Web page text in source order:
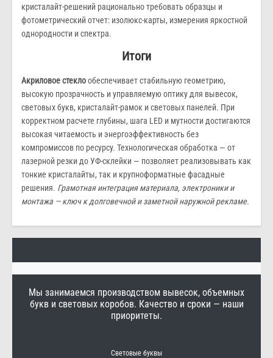
кристалайт-решений рационально требовать образцы и
фотометрический отчет: изолюкс-карты, измерения яркостной
однородности и спектра.
Итоги
Акриловое стеклообеспечивает стабильную геометрию,
высокую прозрачность и управляемую оптику для вывесок,
световых букв, кристалайт-рамок и световых панелей. При
корректном расчете глубины, шага LED и мутности достигаются
высокая читаемость и энергоэффективность без
компромиссов по ресурсу. Технологическая обработка — от
лазерной резки до УФ-склейки — позволяет реализовывать как
тонкие кристалайты, так и крупноформатные фасадные
решения. Грамотная интеграция материала, электроники и
монтажа — ключ к долговечной и заметной наружной рекламе.
Мы занимаемся производством вывесок, объемных
букв и световых коробов. Качество и сроки — наши
приоритеты.
Световые буквы